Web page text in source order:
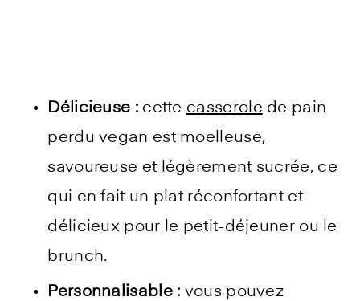
Délicieuse : cette casserole de pain
perdu vegan est moelleuse,
savoureuse et légèrement sucrée, ce
qui en fait un plat réconfortant et
délicieux pour le petit-déjeuner ou le
brunch.
Personnalisable : vous pouvez